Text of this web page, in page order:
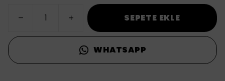
SEPETE EKLE
WHATSAPP